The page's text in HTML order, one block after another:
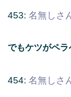
453: 名無しさ
でもケツがペ
454: 名無しさ